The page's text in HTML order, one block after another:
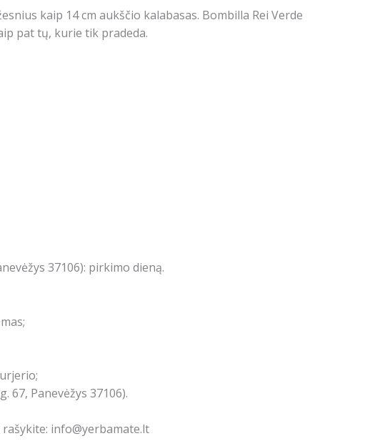
kaip 14 cm aukščio kalabasas. Bombilla Rei Verde
pat tų, kurie tik pradeda.
37106): pirkimo dieną.
67, Panevėžys 37106).
info@yerbamate.lt